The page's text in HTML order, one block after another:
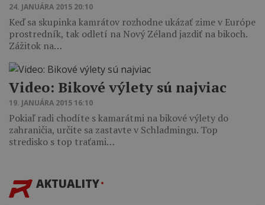
24. JANUÁRA 2015 20:10
Keď sa skupinka kamrátov rozhodne ukázať zime v Európe
prostredník, tak odletí na Nový Zéland jazdiť na bikoch.
Zážitok na…
Video: Bikové výlety sú najviac
19. JANUÁRA 2015 16:10
Pokiaľ radi chodíte s kamarátmi na bikové výlety do
zahraničia, určite sa zastavte v Schladmingu. Top
stredisko s top traťami…
AKTUALITY